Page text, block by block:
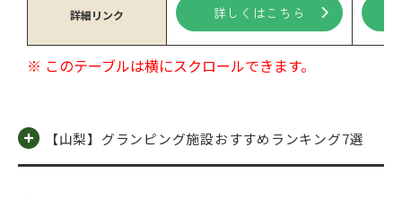
詳細リンク 詳しくはこちら
【山梨】グランピング施設おすすめランキング7選